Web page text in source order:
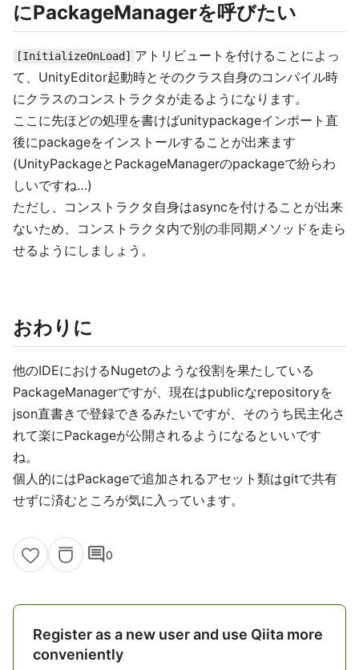
にPackageManagerを呼びたい
[InitializeOnLoad] アトリビュートを付けることによっ
て、UnityEditor起動時とそのクラス自身のコンパイル時
にクラスのコンストラクタが走るようになります。
ここに先ほどの処理を書けばunitypackageインポート直
後にpackageをインストールすることが出来ます
(UnityPackageとPackageManagerのpackageで紛らわ
しいですね…)
ただし、コンストラクタ自身はasyncを付けることが出来
ないため、コンストラクタ内で別の非同期メソッドを走ら
せるようにしましょう。
おわりに
他のIDEにおけるNugetのような役割を果たしている
PackageManagerですが、現在はpublicなrepositoryを
json直書きで登録できるみたいですが、そのうち民主化さ
れて楽にPackageが公開されるようになるといいです
ね。
個人的にはPackageで追加されるアセット類はgitで共有
せずに済むところが気に入っています。
comment0
Register as a new user and use Qiita more
conveniently